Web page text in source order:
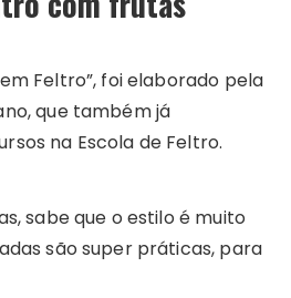
Feltro”, foi elaborado pela
que também já
na Escola de Feltro.
sabe que o estilo é muito
são super práticas, para